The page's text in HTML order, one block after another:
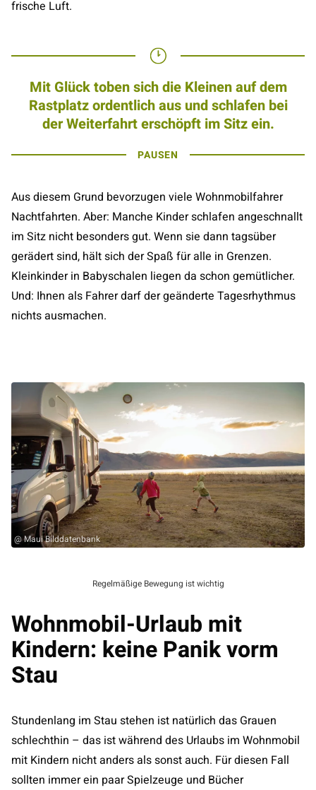
frische Luft.
Mit Glück toben sich die Kleinen auf dem
Rastplatz ordentlich aus und schlafen bei
der Weiterfahrt erschöpft im Sitz ein.
PAUSEN
Aus diesem Grund bevorzugen viele Wohnmobilfahrer
Nachtfahrten. Aber: Manche Kinder schlafen angeschnallt
im Sitz nicht besonders gut. Wenn sie dann tagsüber
gerädert sind, hält sich der Spaß für alle in Grenzen.
Kleinkinder in Babyschalen liegen da schon gemütlicher.
Und: Ihnen als Fahrer darf der geänderte Tagesrhythmus
nichts ausmachen.
@ Maui Bilddatenbank
Regelmäßige Bewegung ist wichtig
Wohnmobil-Urlaub mit
Kindern: keine Panik vorm
Stau
Stundenlang im Stau stehen ist natürlich das Grauen
schlechthin – das ist während des Urlaubs im Wohnmobil
mit Kindern nicht anders als sonst auch. Für diesen Fall
sollten immer ein paar Spielzeuge und Bücher